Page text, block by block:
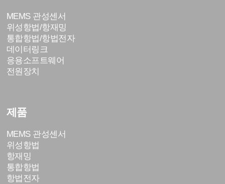
MEMS 관성센서
위성항법/항재밍
통합항법/항법전자
데이터링크
응용소프트웨어
전원장치
제품
MEMS 관성센서
위성항법
항재밍
통합항법
항법전자